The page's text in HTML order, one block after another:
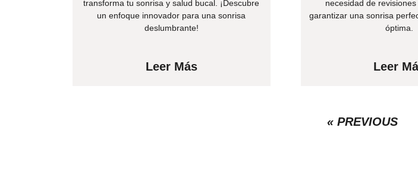
transforma tu sonrisa y salud bucal. ¡Descubre
un enfoque innovador para una sonrisa
deslumbrante!
Leer Más
necesidad de
garantizar una sonrisa
óptima.
Leer
« PREVIOUS